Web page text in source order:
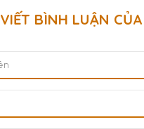
VIẾT BÌNH LUẬN